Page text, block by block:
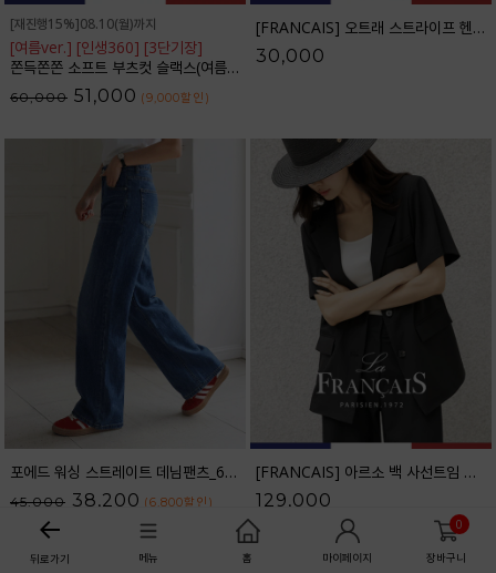
뒤로가기 메뉴 홈 마이페이지
0
장바구니
[재진행15%]08.10(월)까지
[여름ver.] [인생360] [3단기장]
쫀득쫀쫀 소프트 부츠컷 슬랙스(여름VER.)_F6H403SL
60,000 51,000 (9,000할인 )
[FRANCAIS] 오트래 스트라이프 헨리넥 반팔티셔츠_F6H528TS
30,000
포에드 워싱 스트레이트 데님팬츠_61DP1708
45,000 38,200 (6,800할인 )
[FRANCAIS] 아르소 백 사선트임 반팔 자켓_F6H467JK
129,000